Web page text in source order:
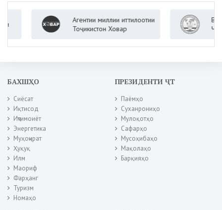
Агентии миллии иттилоотии
Тоҷикистон Ховар
Вазорати
Ҷумҳурии
БАХШҲО
Сиёсат
Иқтисод
Иҷтимоиёт
Энергетика
Муҳоҷират
Ҳуқуқ
Илм
Маориф
Фарҳанг
Туризм
Номаҳо
ПРЕЗИДЕНТИ ҶТ
Паёмҳо
Суханрониҳо
Мулоқотҳо
Сафарҳо
Мусоҳибаҳо
Мақолаҳо
Барқияҳо